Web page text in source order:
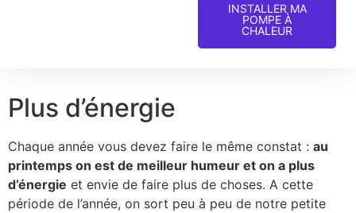
INSTALLER MA
POMPE À
CHALEUR
Plus d’énergie
Chaque année vous devez faire le même constat : au
printemps on est de meilleur humeur et on a plus
d’énergie et envie de faire plus de choses. A cette
période de l’année, on sort peu à peu de notre petite